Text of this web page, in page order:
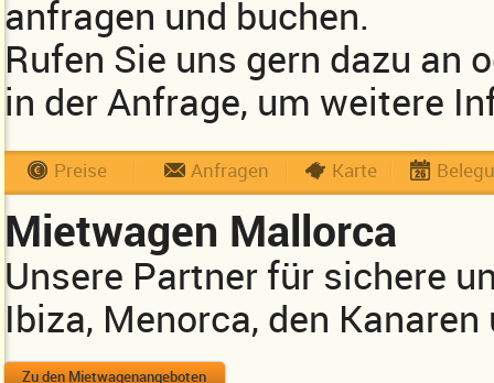
anfragen und buchen.
Rufen Sie uns gern dazu an
in der Anfrage, um weitere
Preise Anfragen Karte
Mietwagen Mallorca
Unsere Partner für sichere
Ibiza, Menorca, den
Zu den Mietwagenangeboten